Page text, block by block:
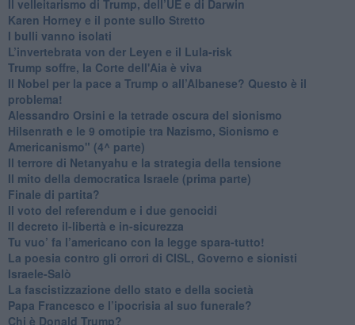
Il velleitarismo di Trump, dell’UE e di Darwin
​Karen Horney e il ponte sullo Stretto
​I bulli vanno isolati
L’invertebrata von der Leyen e il Lula-risk
Trump soffre, la Corte dell'Aia è viva
​Il Nobel per la pace a Trump o all’Albanese? Questo è il
problema!
​Alessandro Orsini e la tetrade oscura del sionismo
​Hilsenrath e le 9 omotipie tra Nazismo, Sionismo e
Americanismo" (4^ parte)
​Il terrore di Netanyahu e la strategia della tensione
Il mito della democratica Israele (prima parte)
​Finale di partita?
​Il voto del referendum e i due genocidi
Il decreto il-libertà e in-sicurezza
Tu vuo’ fa l’americano con la legge spara-tutto!
La poesia contro gli orrori di CISL, Governo e sionisti
Israele-Salò
​La fascistizzazione dello stato e della società
Papa Francesco e l’ipocrisia al suo funerale?
​Chi è Donald Trump?